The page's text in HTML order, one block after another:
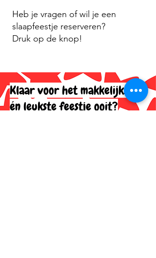
Heb je vragen of wil je een
slaapfeestje reserveren?
Druk op de knop!
Klaar voor het makkelijkste
én leukste feestje ooit?